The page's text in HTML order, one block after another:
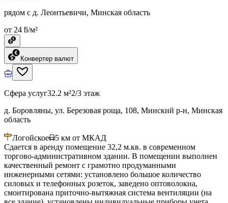
рядом с д. Леонтьевичи, Минская область
от 24 ƃ/м²
Конвертер валют
Сфера услуг32.2 м²2/3 этаж
д. Боровляны, ул. Березовая роща, 108, Минский р-н, Минская
область
Логойское 5 км от МКАД
Сдается в аренду помещение 32,2 м.кв. в современном
торгово-административном здании. В помещении выполнен
качественный ремонт с грамотно продуманными
инженерными сетями: установлено большое количество
силовых и телефонных розеток, заведено оптоволокна,
смонтирована приточно-вытяжная система вентиляции (на